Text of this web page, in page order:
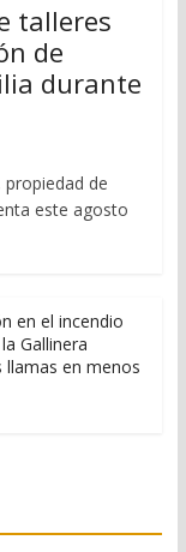
talleres
de
durante
de
este agosto
en el incendio
Gallinera
en menos